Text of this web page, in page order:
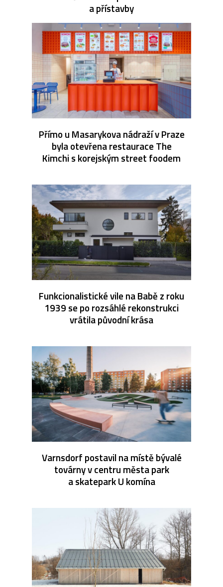
a přístavby
Přímo u Masarykova nádraží v Praze
byla otevřena restaurace The
Kimchi s korejským street foodem
Funkcionalistické vile na Babě z roku
1939 se po rozsáhlé rekonstrukci
vrátila původní krása
Varnsdorf postavil na místě bývalé
továrny v centru města park
a skatepark U komína